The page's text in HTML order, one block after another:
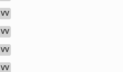
VV
VV
VV
VV